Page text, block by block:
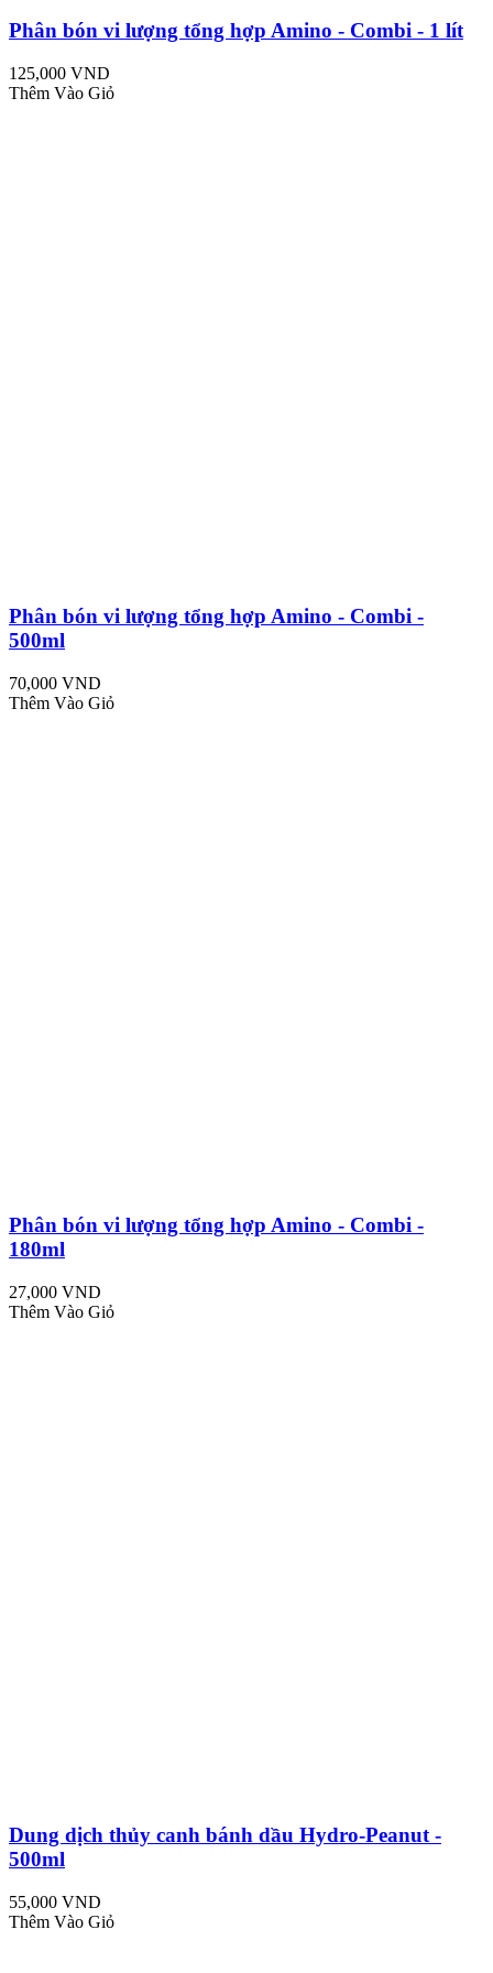
Phân bón vi lượng tổng hợp Amino - Combi - 1 lít
125,000 VND
Thêm Vào Giỏ
Phân bón vi lượng tổng hợp Amino - Combi -
500ml
70,000 VND
Thêm Vào Giỏ
Phân bón vi lượng tổng hợp Amino - Combi -
180ml
27,000 VND
Thêm Vào Giỏ
Dung dịch thủy canh bánh dầu Hydro-Peanut -
500ml
55,000 VND
Thêm Vào Giỏ